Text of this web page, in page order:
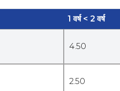
1 वर्ष < 2 वर्ष
4.50
2.50